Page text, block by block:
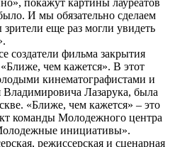
покажут картины лауреатов
И мы обязательно сделаем
еще раз могли увидеть
создатели фильма закрытия
чем кажется». В этот
кинематографистами и
Лазарука, была
«Ближе, чем кажется» – это
команды Молодежного центра
инициативы».
режиссерская и сценарная